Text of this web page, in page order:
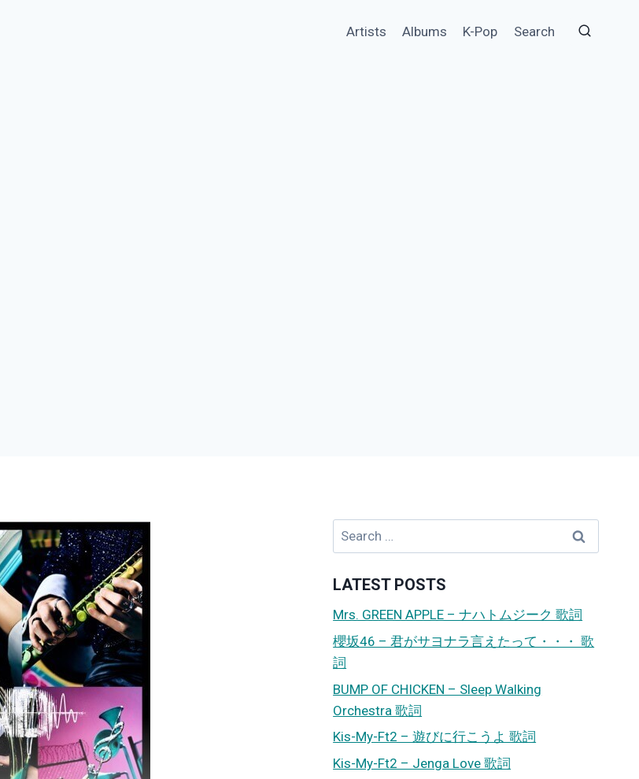
Artists Albums K-Pop Search
Search
for:
LATEST POSTS
Mrs. GREEN APPLE – ナハトムジーク 歌詞
櫻坂46 – 君がサヨナラ言えたって・・・ 歌
詞
BUMP OF CHICKEN – Sleep Walking
Orchestra 歌詞
Kis-My-Ft2 – 遊びに行こうよ 歌詞
Kis-My-Ft2 – Jenga Love 歌詞